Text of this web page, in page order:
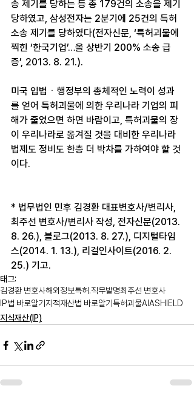
송 제기를 당하는 등 총 179건의 소송을 제기
당하였고, 삼성전자는 2분기에 25건의 특허
소송 제기를 당하였다(전자신문, ‘특허괴물에
찍힌 ‘한국기업’…올 상반기 200% 소송 급
증’, 2013. 8. 21.).
미국 입법ㆍ행정부의 총체적인 노력이 성과
를 얻어 특허괴물에 의한 우리나라 기업의 피
해가 줄었으면 하면 바람이고, 특허괴물의 장
이 우리나라로 옮겨질 것을 대비한 우리나라
법제도 정비도 한층 더 박차를 가하여야 할 것
이다.
* 법무법인 민후 김경환 대표변호사/변리사,
최주선 변호사/변리사 작성, 전자신문(2013.
8. 26.), 블로그(2013. 8. 27.), 디지털타임
스(2014. 1. 13.), 리걸인사이트(2016. 2.
25.) 기고.
태그:
김경환 변호사해외정보특허.직무발명최주선 변호사
IP법 바로알기 지적재산법 바로알기 특허괴물AIASHIELD
지식재산(IP)